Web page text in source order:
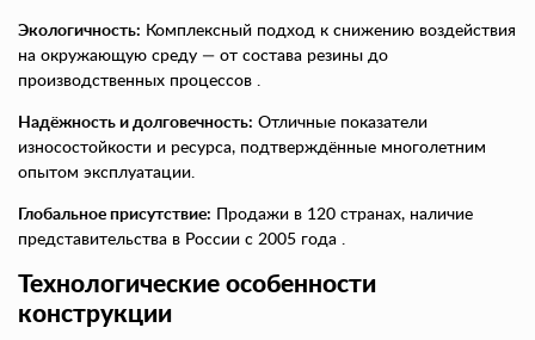
Экологичность: Комплексный подход к снижению воздействия
на окружающую среду — от состава резины до
производственных процессов .
Надёжность и долговечность: Отличные показатели
износостойкости и ресурса, подтверждённые многолетним
опытом эксплуатации.
Глобальное присутствие: Продажи в 120 странах, наличие
представительства в России с 2005 года .
Технологические особенности
конструкции